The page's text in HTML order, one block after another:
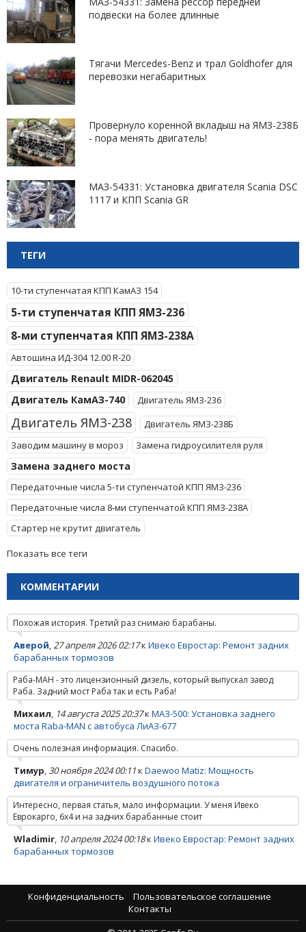
подвески на более длинные
Тягачи Mercedes-Benz и трал Goldhofer для
перевозки негабаритных
Провернуло коренной вкладыш на ЯМЗ-238Б
- пора менять двигатель!
МАЗ-54331: Установка двигателя Scania DSC
1117 и КПП Scania GR
ТЕГИ
10-ти ступенчатая КПП КамАЗ 154
5-ти ступенчатая КПП ЯМЗ-236
8-ми ступенчатая КПП ЯМЗ-238А
Автошина ИД-304 12.00 R-20
Двигатель Renault MIDR-062045
Двигатель КамАЗ-740
Двигатель ЯМЗ-236
Двигатель ЯМЗ-238
Двигатель ЯМЗ-238Б
Заводим машину в мороз
Замена гидроусилителя руля
Замена заднего моста
Передаточные числа 5-ти ступенчатой КПП ЯМЗ-236
Передаточные числа 8-ми ступенчатой КПП ЯМЗ-238А
Стартер не крутит двигатель
Показать все теги
КОММЕНТАРИИ
Похожая история. Третий раз снимаю барабаны.
Аверой,27 апреля 2026 02:17к Ивеко Евростар: Ремонт задних
барабанных тормозов
Раба-МАН - это лицензионный дизель, который выпускал завод
Раба. Задний мост Раба так и есть Раба!
Михаил, 14 августа 2025 20:37к МАЗ-500: Установка заднего
моста Raba-MAN с автобуса ЛиАЗ-677
Очень полезная информация. Спасибо.
Тимур,30 ноября 2024 00:11к Daewoo Matiz: Мощность
двигателя и ограничитель воздушного потока
Интересно, первая статья, мало информации. У меня Ивеко
Еврокарго, 6х4 и на задних барабанные стоит
Wladimir, 10 апреля 2024 00:18к Ивеко Евростар: Ремонт задних
барабанных тормозов
Конфиденциальность
Пользовательское соглашение
Контакты